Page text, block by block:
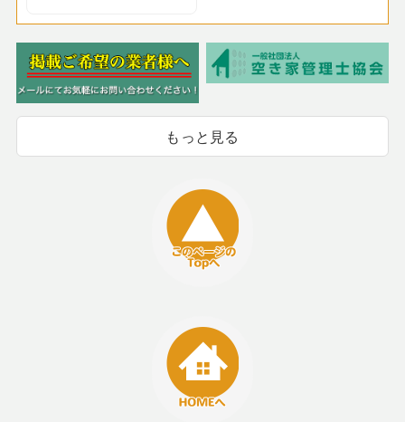
もっと見る